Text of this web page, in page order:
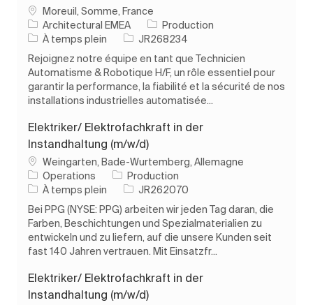
Emplacement
Moreuil, Somme, France
Architectural EMEA
Catégorie
Production
Type d’emploi
À temps plein ID de l’emploi
JR268234
Rejoignez notre équipe en tant que Technicien
Automatisme & Robotique H/F, un rôle essentiel pour
garantir la performance, la fiabilité et la sécurité de nos
installations industrielles automatisée...
Elektriker/ Elektrofachkraft in der
Instandhaltung (m/w/d)
Emplacement
Weingarten, Bade-Wurtemberg, Allemagne
Operations
Catégorie
Production
Type d’emploi
À temps plein ID de l’emploi
JR262070
Bei PPG (NYSE: PPG) arbeiten wir jeden Tag daran, die
Farben, Beschichtungen und Spezialmaterialien zu
entwickeln und zu liefern, auf die unsere Kunden seit
fast 140 Jahren vertrauen. Mit Einsatzfr...
Elektriker/ Elektrofachkraft in der
Instandhaltung (m/w/d)